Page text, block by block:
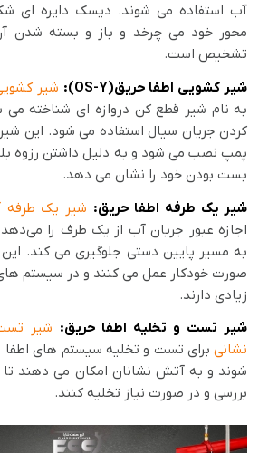
آب استفاده می شوند. دیسک دایره ای
محور خود می چرخد و باز و بسته شدن
تشخیص است.
شیر کشویی اطفا حریق(OS-Y):
شیر
به نام شیر قطع کن دروازه ای شناخته می
کردن جریان سیال استفاده می شود. این شیر
پمپ نصب می شود و به دلیل داشتن رزوه
بست بودن خود را نشان می دهد.
شیر یک طرفه اطفا حریق: شیر یک طرفه
اجازه عبور جریان آب از یک طرف را
به مسیر پایین دستی جلوگیری می کند. این
صورت خودکار عمل می کنند و در سیستم های
زیادی دارند.
شیر تست و تخلیه اطفا حریق: شیر
نشانیبرای تست و تخلیه سیستم های اطفا
شوند و به آتش نشانان امکان می دهند تا
بررسی و در صورت نیاز تخلیه کنند.